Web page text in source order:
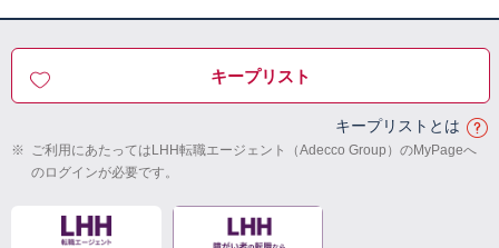
キープリスト
キープリストとは
※ ご利用にあたってはLHH転職エージェント（Adecco Group）のMyPageへ
のログインが必要です。